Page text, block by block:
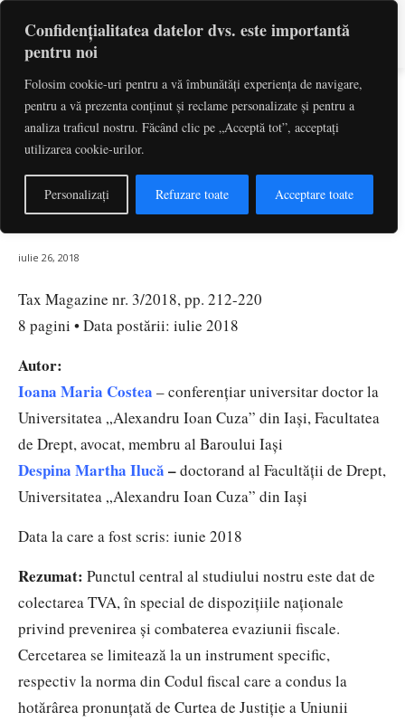
Confidențialitatea datelor dvs. este importantă
pentru noi
Folosim cookie-uri pentru a vă îmbunătăți experiența de navigare,
pentru a vă prezenta conținut și reclame personalizate și pentru a
analiza traficul nostru. Făcând clic pe „Acceptă tot”, acceptați
utilizarea cookie-urilor.
Personalizați Refuzare toate Acceptare toate
Buna‑credinţă în colectarea TVA.
Noi dimensiuni rezultate din
hotărârea pronunţată în cauza
Paper Consult | Ioana Maria
Costea, Despina Martha Ilucă
iulie 26, 2018
Tax Magazine nr. 3/2018, pp. 212-220
8 pagini • Data postării: iulie 2018
Autor:
Ioana Maria Costea – conferenţiar universitar doctor la
Universitatea „Alexandru Ioan Cuza” din Iași, Facultatea
de Drept, avocat, membru al Baroului Iași
Despina Martha Ilucă –doctorand al Facultății de Drept,
Universitatea „Alexandru Ioan Cuza” din Iași
Data la care a fost scris: iunie 2018
Rezumat: Punctul central al studiului nostru este dat de
colectarea TVA, în special de dispoziţiile naţionale
privind prevenirea şi combaterea evaziunii fiscale.
Cercetarea se limitează la un instrument specific,
respectiv la norma din Codul fiscal care a condus la
hotărârea pronunţată de Curtea de Justiţie a Uniunii